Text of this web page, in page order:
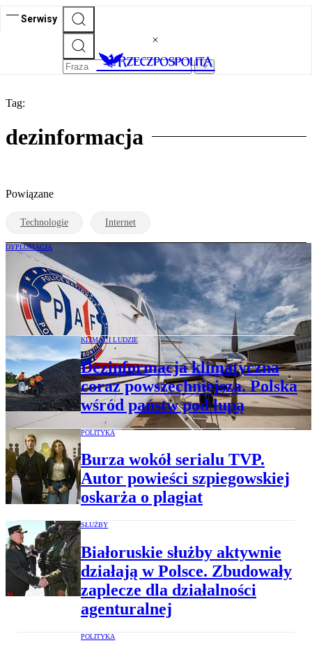
Serwisy
Tag:
dezinformacja
Powiązane
Technologie Internet
DYPLOMACJA
Szefowa telewizji deportowana za
rosyjską propagandę. Fiodorowa musi
opuścić Francję
KLIMAT I LUDZIE
Dezinformacja klimatyczna
coraz powszechniejsza. Polska
wśród państw pod lupą
POLITYKA
Burza wokół serialu TVP.
Autor powieści szpiegowskiej
oskarża o plagiat
SŁUŻBY
Białoruskie służby aktywnie
działają w Polsce. Zbudowały
zaplecze dla działalności
agenturalnej
POLITYKA